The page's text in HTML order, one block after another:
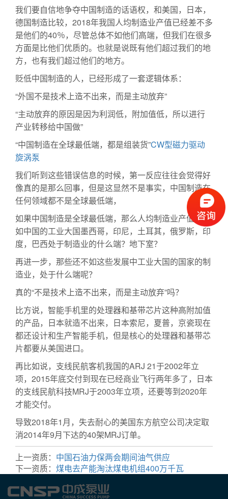
我们要自信地争夺中国制造的话语权，和美国，日本，
德国制造比较，2018年我国人均制造业产值已经差不多
是他们的40％，尽管总体不如他们高端，但我们在很多
方面是比他们优质的。也就是说既有他们超过我们的地
方，也有我们超过他们的地方。
贬低中国制造的人，已经形成了一套逻辑体系：
“外国不是技术上造不出来，而是主动放弃”
“主动放弃的原因是因为利润低，附加值低，所以进行
产业转移给中国做”
“中国制造在全球最低端，都是组装货”CW型磁力驱动
旋涡泵
我们听到这些错误信息的时候，第一反应往往会觉得好
像真的是那么回事，但是这显然不是事实，中国制造在
任何领域都不是全球最低端，
如果中国制造是全球最低端，那么人均制造业产值远不
如中国的工业大国墨西哥，印尼，土耳其，俄罗斯，印
度，巴西处于制造业的什么端？地下室？
再进一步，那些还不如这些发展中工业大国的国家的制
造业，处于什么端呢？
真的“不是技术上造不出来，而是主动放弃”吗？
比方说，智能手机里的处理器和基带芯片这种高附加值
的产品，日本就造不出来，日本索尼，夏普，京瓷现在
都还设计和生产智能手机，但是核心的处理器和基带芯
片都要从美国进口。
再比如说，支线民航客机我国的ARJ 21于2002年立
项，2015年底交付到现在已经商业飞行两年多了，日本
的支线民航科技MRJ于2003年立项，还要等到2020年
才能交付。
导致2018年1月，失去耐心的美国东方航空公司决定取
消2014年9月下达的40架MRJ订单。
上一资质： 中国石油力保两会期间油气供应
下一资质： 煤电去产能淘汰煤电机组400万千瓦